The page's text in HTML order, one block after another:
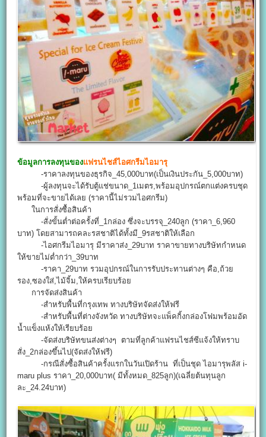
ข้อมูลการลงทุนของแฟรนไชส์ไอศกรีมไอมารุ
-ราคาลงทุนของธุรกิจ_45,000บาท(เป็นเงินประกัน_5,000บาท)
-ผู้ลงทุนจะได้รับตู้แช่ขนาด_1เมตร,พร้อมอุปกรณ์ตกแต่งครบชุด
พร้อมที่จะขายได้เลย (ราคานี้ไม่รวมไอศกรีม)
ในการสั่งซื้อสินค้า
-สั่งขั้นต่ำต่อครั้งที่_1กล่อง ซึ่งจะบรรจุ_240ลูก (ราคา_6,960
บาท) โดยสามารถคละรสชาติได้ทั้งมี_9รสชาติให้เลือก
-ไอศกรีมไอมารุ มีราคาส่ง_29บาท ราคาขายทางบริษัทกำหนด
ให้ขายไม่ต่ำกว่า_39บาท
-ราคา_29บาท รวมอุปกรณ์ในการรับประทานต่างๆ คือ,ถ้วย
รอง,ซองใส่,ไม้จิ้ม,ให้ครบเรียบร้อย
การจัดส่งสินค้า
-สำหรับพื้นที่กรุงเทพ ทางบริษัทจัดส่งให้ฟรี
-สำหรับพื้นที่ต่างจังหวัด ทางบริษัทจะแพ็คกิ้งกล่องโฟมพร้อมอัด
น้ำแข็งแห้งให้เรียบร้อย
-จัดส่งบริษัทขนส่งต่างๆ ตามที่ลูกค้าแฟรนไชส์ซีแจ้งให้ทราบ
สั่ง_2กล่องขึ้นไป(จัดส่งให้ฟรี)
-กรณีสั่งซื้อสินค้าครั้งแรกในวันเปิดร้าน ที่เป็นชุด ไอมารุพลัส i-
maru plus ราคา_20,000บาท( มีทั้งหมด_825ลูก)(เฉลี่ยต้นทุนลูก
ละ_24.24บาท)